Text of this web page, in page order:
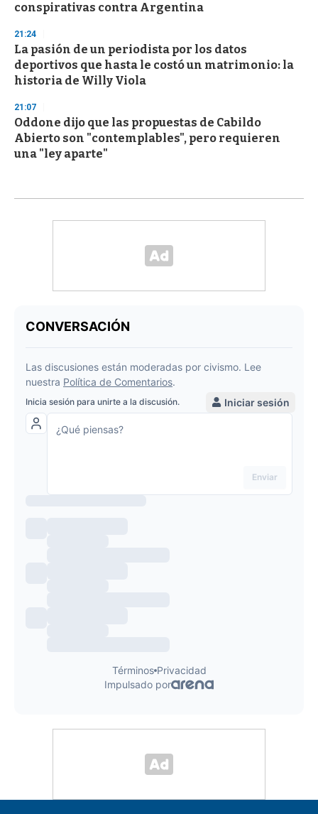
conspirativas contra Argentina
21:24
La pasión de un periodista por los datos
deportivos que hasta le costó un matrimonio: la
historia de Willy Viola
21:07
Oddone dijo que las propuestas de Cabildo
Abierto son "contemplables", pero requieren
una "ley aparte"